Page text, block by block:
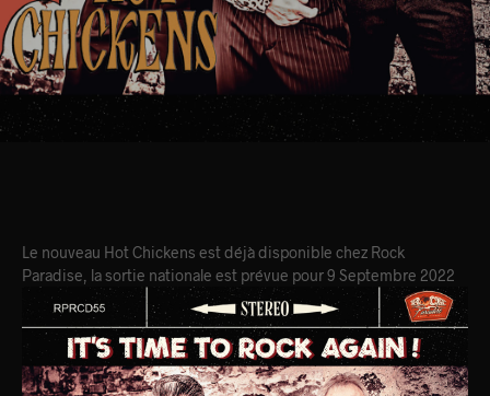
Le nouveau Hot Chickens est déjà disponible chez Rock
Paradise, la sortie nationale est prévue pour 9 Septembre 2022